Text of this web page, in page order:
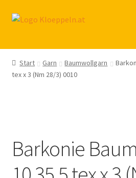
Zur
Zum
Home
Shop
Newsletter Anmeldung
Start Garn Baumwollgarn
tex x 3 (Nm 28/3) 0010
Barkonie